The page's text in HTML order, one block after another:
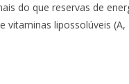
do que reservas de
lipossolúveis